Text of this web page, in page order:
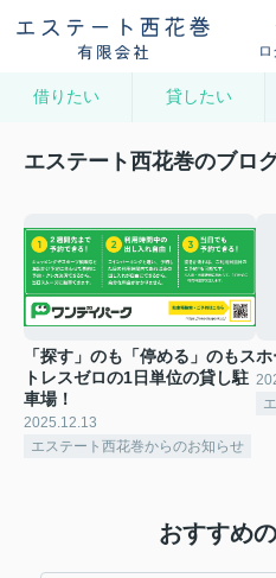
借りたい 貸したい
エステート西花巻のブロ
「探す」のも「停める」のもス
トレスゼロの1日単位の貸し駐
車場！
2025.12.13
エステート西花巻からのお知らせ
ホ
おすすめ